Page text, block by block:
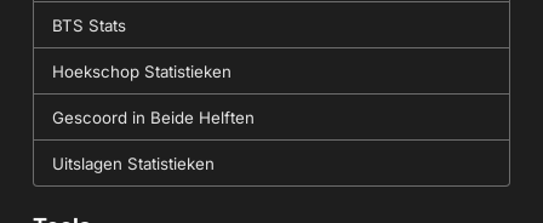
BTS Stats
Hoekschop Statistieken
Gescoord in Beide Helften
Uitslagen Statistieken